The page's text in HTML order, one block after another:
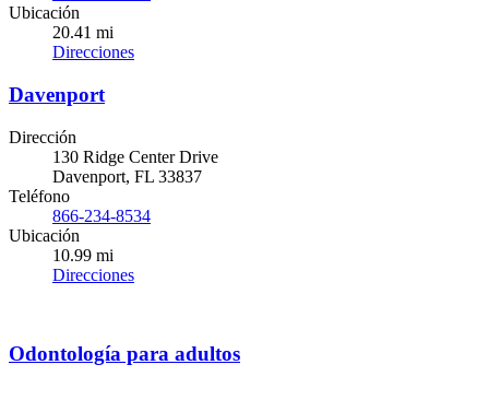
Ubicación
20.41 mi
Direcciones
Davenport
Dirección
130 Ridge Center Drive
Davenport, FL 33837
Teléfono
866-234-8534
Ubicación
10.99 mi
Direcciones
Odontología para adultos